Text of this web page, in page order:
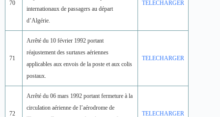
70
internationaux de passagers au départ
d’Algérie.
TELECHARGER
71
Arrêté du 10 février 1992 portant
réajustement des surtaxes aériennes
applicables aux envois de la poste et aux colis
postaux.
TELECHARGER
72
Arrêté du 06 mars 1992 portant fermeture à la
circulation aérienne de l’aérodrome de
TELECHARGER